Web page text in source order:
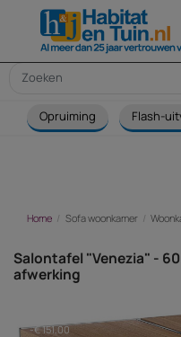
Opruiming Flash-
Home Sofa woonkamer
Salontafel "Venezia" -
afwerking
-€ 151,00